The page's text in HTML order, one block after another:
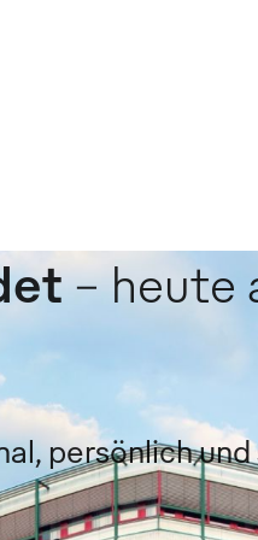
– heute
persönlich